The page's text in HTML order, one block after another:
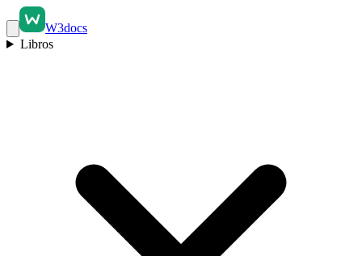
W3docs
Libros